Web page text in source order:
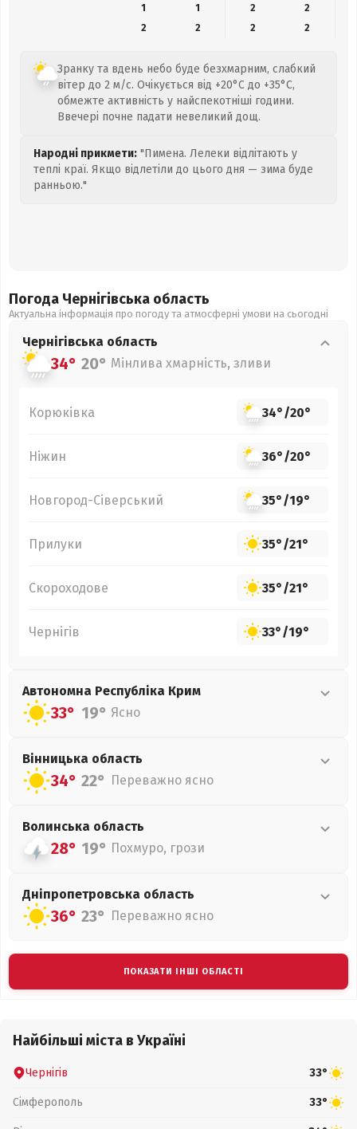
1
1 2
2
2
2 2 2
Зранку та вдень небо буде безхмарним, слабкий
вітер до 2 м/с. Очікується від +20°C до +35°C,
обмежте активність у найспекотніші години.
Ввечері почне падати невеликий дощ.
Народні прикмети: "Пимена. Лелеки відлітають у
теплі краї. Якщо відлетіли до цього дня — зима буде
ранньою."
Погода Чернігівська область
Актуальна інформація про погоду та атмосферні умови на сьогодні
Чернігівська область
34° 20° Мінлива хмарність, зливи
Корюківка 34°/20°
Ніжин 36°/20°
Новгород-Сіверський 35°/19°
Прилуки 35°/21°
Скороходове 35°/21°
Чернігів 33°/19°
Автономна Республіка Крим
33° 19° Ясно
Вінницька область
34° 22° Переважно ясно
Волинська область
28° 19° Похмуро, грози
Дніпропетровська область
36° 23° Переважно ясно
ПОКАЗАТИ ІНШІ ОБЛАСТІ
Найбільші міста в Україні
Чернігів 33°
Сімферополь 33°